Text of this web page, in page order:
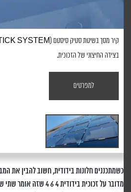
בצידה החיצוני של הזכוכית.
למפרטים
כשמתכננים חלונות בידודית, חשוב להבין את
מדובר על זכוכית בידודית 4 6 4